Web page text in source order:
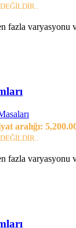
fazla varyasyonu
aralığı:
fazla varyasyonu